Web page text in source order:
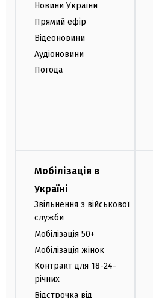
Новини України
Прямий ефір
Відеоновини
Аудіоновини
Погода
Мобілізація в
Україні
Звільнення з військової
служби
Мобілізація 50+
Мобілізація жінок
Контракт для 18-24-
річних
Відстрочка від